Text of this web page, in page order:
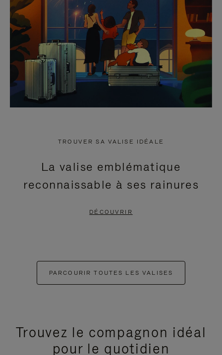
TROUVER SA VALISE IDÉALE
La valise emblématique
reconnaissable à ses rainures
DÉCOUVRIR
PARCOURIR TOUTES LES VALISES
Trouvez le compagnon idéal
pour le quotidien